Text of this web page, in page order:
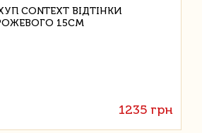
1235 грн